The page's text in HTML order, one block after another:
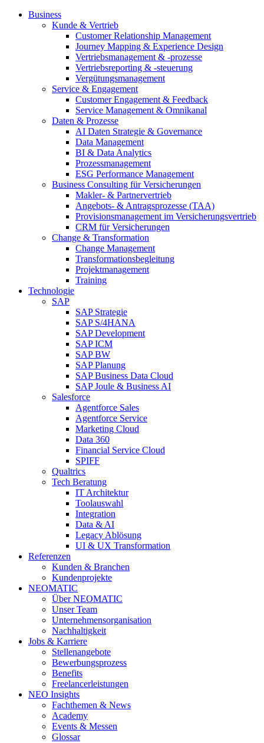
Business
Kunde & Vertrieb
Customer Relationship Management
Journey Mapping & Experience Design
Vertriebsmanagement & -prozesse
Vertriebsreporting & -steuerung
Vergütungsmanagement
Service & Engagement
Customer Engagement & Feedback
Service Management & Omnikanal
Daten & Prozesse
AI Daten Strategie & Governance
Data Management
BI & Data Analytics
Prozessmanagement
ESG Performance Management
Business Consulting für Versicherungen
Makler- & Partnervertrieb
Angebots- & Antragsprozesse (TAA)
Provisionsmanagement im Versicherungsvertrieb
CRM für Versicherungen
Change & Transformation
Change Management
Transformationsbegleitung
Projektmanagement
Training
Technologie
SAP
SAP Strategie
SAP S/4HANA
SAP Development
SAP ICM
SAP BW
SAP Planung
SAP Business Data Cloud
SAP Joule & Business AI
Salesforce
Agentforce Sales
Agentforce Service
Marketing Cloud
Data 360
Financial Service Cloud
SPIFF
Qualtrics
Tech Beratung
IT Architektur
Toolauswahl
Integration
Data & AI
Legacy Ablösung
UI & UX Transformation
Referenzen
Kunden & Branchen
Kundenprojekte
NEOMATIC
Über NEOMATIC
Unser Team
Unternehmensorganisation
Nachhaltigkeit
Jobs & Karriere
Stellenangebote
Bewerbungsprozess
Benefits
Freelancerleistungen
NEO Insights
Fachthemen & News
Academy
Events & Messen
Glossar